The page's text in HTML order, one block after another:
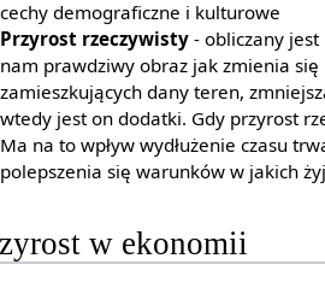
cechy demograficzne i kulturowe
Przyrost rzeczywisty- obliczany jest
nam prawdziwy obraz jak zmienia się
zamieszkujących dany teren,
wtedy jest on dodatki. Gdy przyrost
Ma na to wpływ wydłużenie czasu
polepszenia się warunków w jakich
w ekonomii